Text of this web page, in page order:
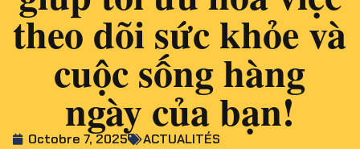
theo dõi sức khỏe và
cuộc sống hàng
ngày của bạn!
Octobre 7, 2025 ACTUALITÉS